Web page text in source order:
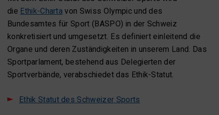
die Ethik-Charta von Swiss Olympic und des
Bundesamtes für Sport (BASPO) in der Schweiz
konkretisiert und umgesetzt. Es definiert einleitend die
Organe und deren Zuständigkeiten in unserem Land. Das
Sportparlament, bestehend aus Delegierten der
Sportverbände, verabschiedet das Ethik-Statut.
Ethik Statut des Schweizer Sports